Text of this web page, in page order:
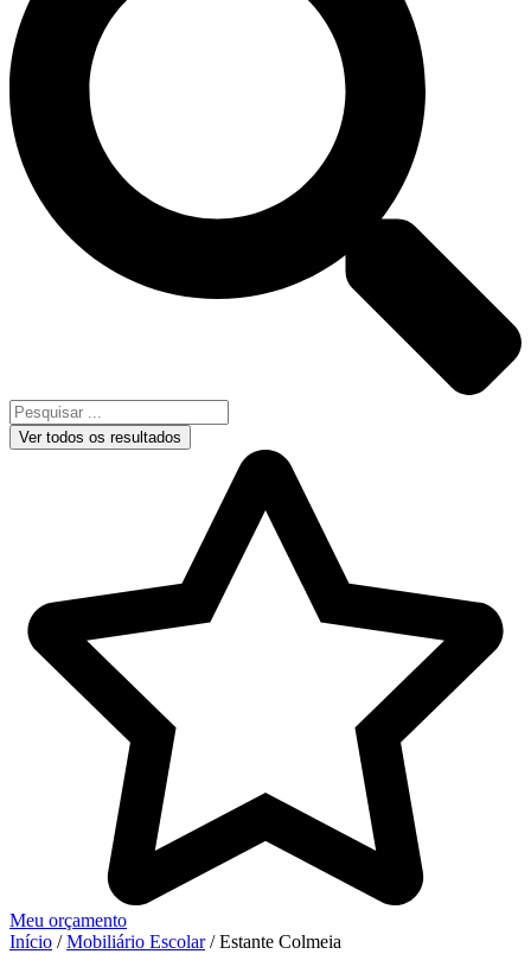
Ver todos os resultados
Meu orçamento
Início /Mobiliário Escolar/ Estante Colmeia